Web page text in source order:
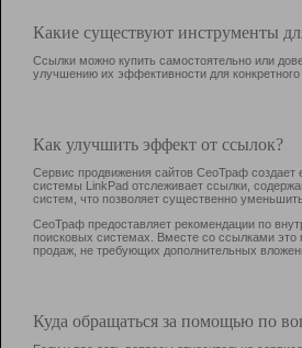
Какие существуют инструменты
Ссылки можно купить самостоятельно или
улучшению их эффективности для конкретного
Как улучшить эффект от ссылок?
Сервис продвижения сайтов СеоТраф
системы LinkPad отслеживает ссылки,
систем, что позволяет существенно
СеоТраф предоставляет рекомендации по
поисковых системах. Вместе со ссылками это
продаж, не требующих дополнительных
Куда обращаться за помощью по